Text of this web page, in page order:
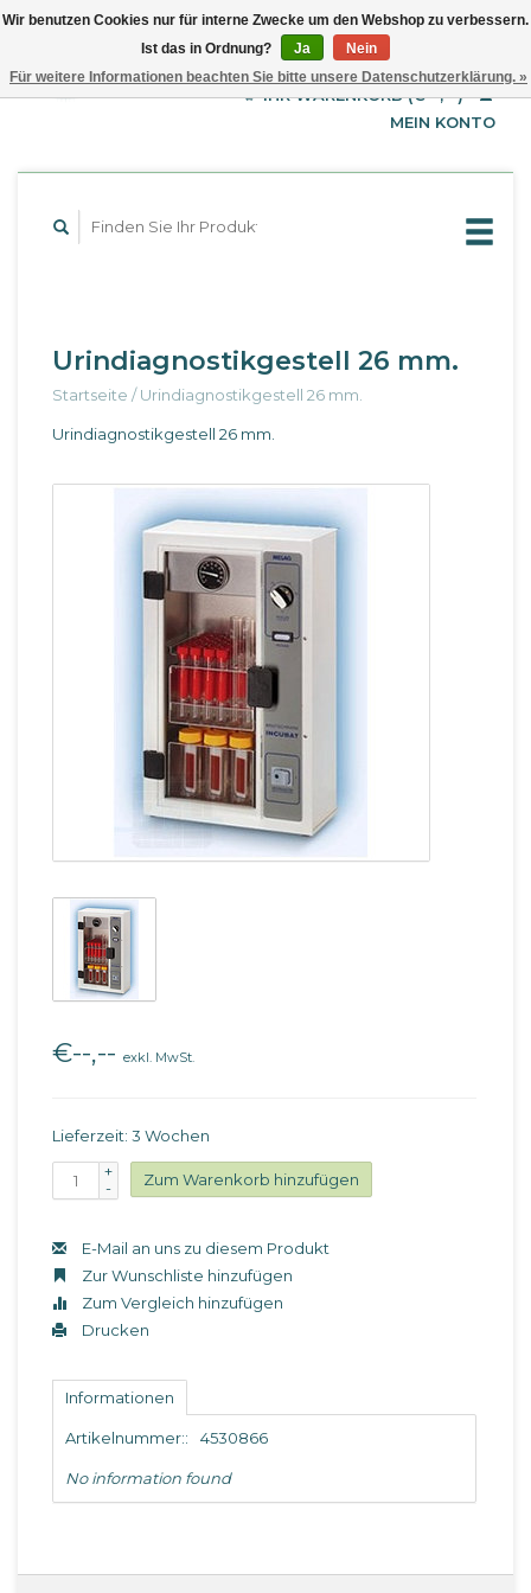
EUR
GBP
USD
English
Français
IHR WARENKORB (€--,--)
MEIN KONTO
Urindiagnostikgestell 26 mm.
Startseite /Urindiagnostikgestell 26 mm.
Urindiagnostikgestell 26 mm.
€--,-- exkl. MwSt.
Lieferzeit: 3 Wochen
+
-
Zum Warenkorb hinzufügen
E-Mail an uns zu diesem Produkt
Zur Wunschliste hinzufügen
Zum Vergleich hinzufügen
Drucken
Informationen
Artikelnummer:: 4530866
No information found
Wir benutzen Cookies nur für interne Zwecke um den Webshop zu verbessern.
Ist das in Ordnung?
Ja
Nein
Für weitere Informationen beachten Sie bitte unsere Datenschutzerklärung. »